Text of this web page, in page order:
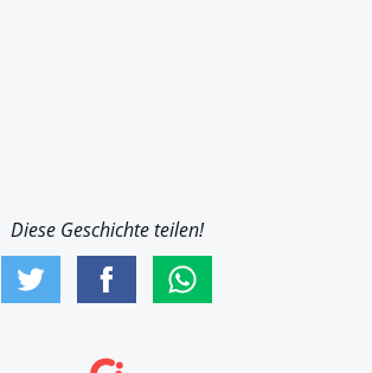
Diese Geschichte teilen!